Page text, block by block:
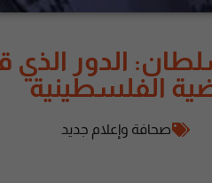
سلطان: الدور
الفلسطينية
صحافة وإعلام جديد